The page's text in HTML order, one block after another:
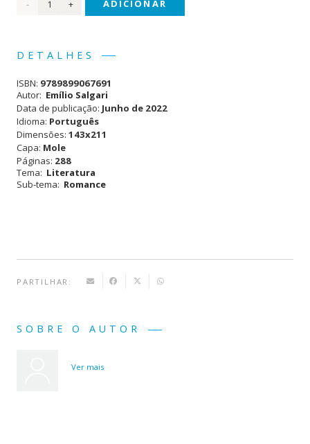
original
4,95 €.
atual
Quantidade
Reconquista
de
Mompracem
ADICIONAR
DETALHES
ISBN: 9789899067691
Autor: Emílio Salgari
Data de publicação: Junho de 2022
Idioma: Português
Dimensões: 143x211
Capa: Mole
Páginas: 288
Tema: Literatura
Sub-tema: Romance
PARTILHAR:
SOBRE O AUTOR
Ver mais